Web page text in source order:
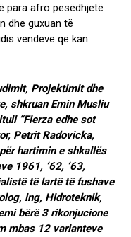
para afro pesëdhjetë
dhe guxuan të
vendeve që kan
Projektimit dhe
shkruan Emin Musliu
“Fierza edhe sot
Petrit Radovicka,
hartimin e shkallës
1961, ‘62, ‘63,
të lartë të fushave
ing, Hidroteknik,
bërë 3 rikonjucione
mbas 12 varianteve